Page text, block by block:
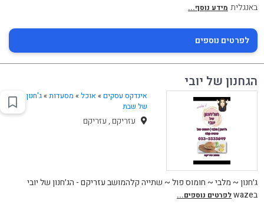
באנגלית מידע נוסף...
לפרטים נוספים
הגחנון של יובי
אינדקס עסקים » אוכל» מסעדות»ג'חנון
של שבת
עזריקם , עזריקם
ג׳חנון ~ מלבי ~ חומוס פול ~ שתייה קלהמושב עזריקם - הג׳חנון של יובי
בwaze
לפרטים נוספים...